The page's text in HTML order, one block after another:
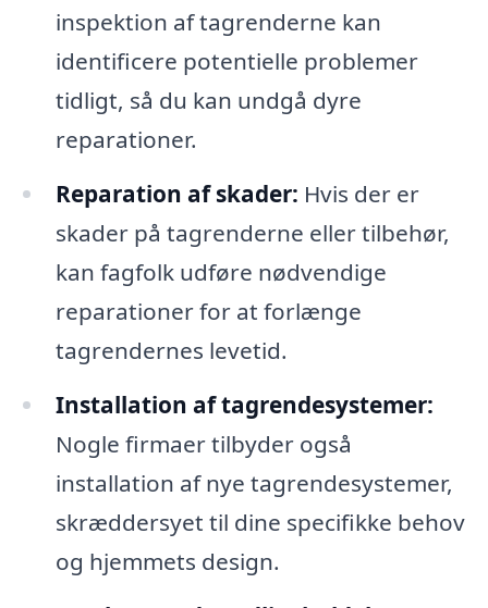
inspektion af tagrenderne kan
identificere potentielle problemer
tidligt, så du kan undgå dyre
reparationer.
Reparation af skader: Hvis der er
skader på tagrenderne eller tilbehør,
kan fagfolk udføre nødvendige
reparationer for at forlænge
tagrendernes levetid.
Installation af tagrendesystemer:
Nogle firmaer tilbyder også
installation af nye tagrendesystemer,
skræddersyet til dine specifikke behov
og hjemmets design.